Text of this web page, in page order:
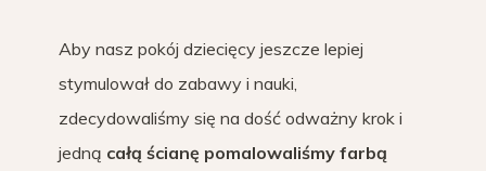
Aby nasz pokój dziecięcy jeszcze lepiej
stymulował do zabawy i nauki,
zdecydowaliśmy się na dość odważny krok i
jedną całą ścianę pomalowaliśmy farbą